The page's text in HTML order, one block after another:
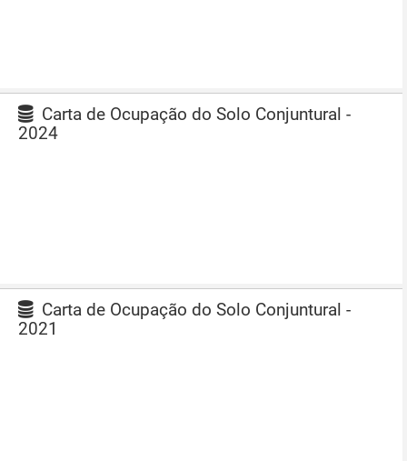
Carta de Ocupação do Solo Conjuntural -
2024
Carta de Ocupação do Solo Conjuntural -
2021